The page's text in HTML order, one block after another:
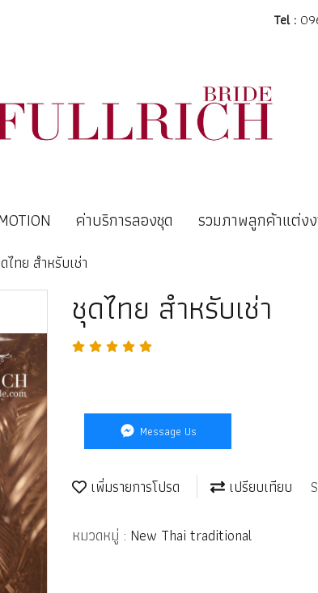
Tel :
ค่าบริการลองชุด รวมภาพลูกค้าแต่ง
ไทย สำหรับเช่า
ชุดไทย สำหรับเช่า
Message Us
เพิ่มรายการโปรด เปรียบเทียบ
หมวดหมู่ : New Thai traditional